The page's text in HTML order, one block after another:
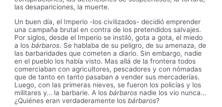
las desapariciones, la muerte.
Un buen día, el Imperio -los civilizados- decidió emprender
una campaña brutal en contra de los pretendidos salvajes.
Por siglos, desde el Imperio se instiló, gota a gota, el miedo
a losbárbaros. Se hablaba de su peligro, de su amenaza, de
las barbaridades que cometen a diario. Sin embargo, nadie
en el pueblo los había visto. Mas allá de la frontera todos
comerciaban con agricultores, pescadores y con nómadas
que de tanto en tanto pasaban a vender sus mercaderías.
Luego, con las primeras nieves, se fueron los policías y los
militares y… la barbarie. A losbárbaros nadie los vio nunca…
¿Quiénes eran verdaderamente losbárbaros?